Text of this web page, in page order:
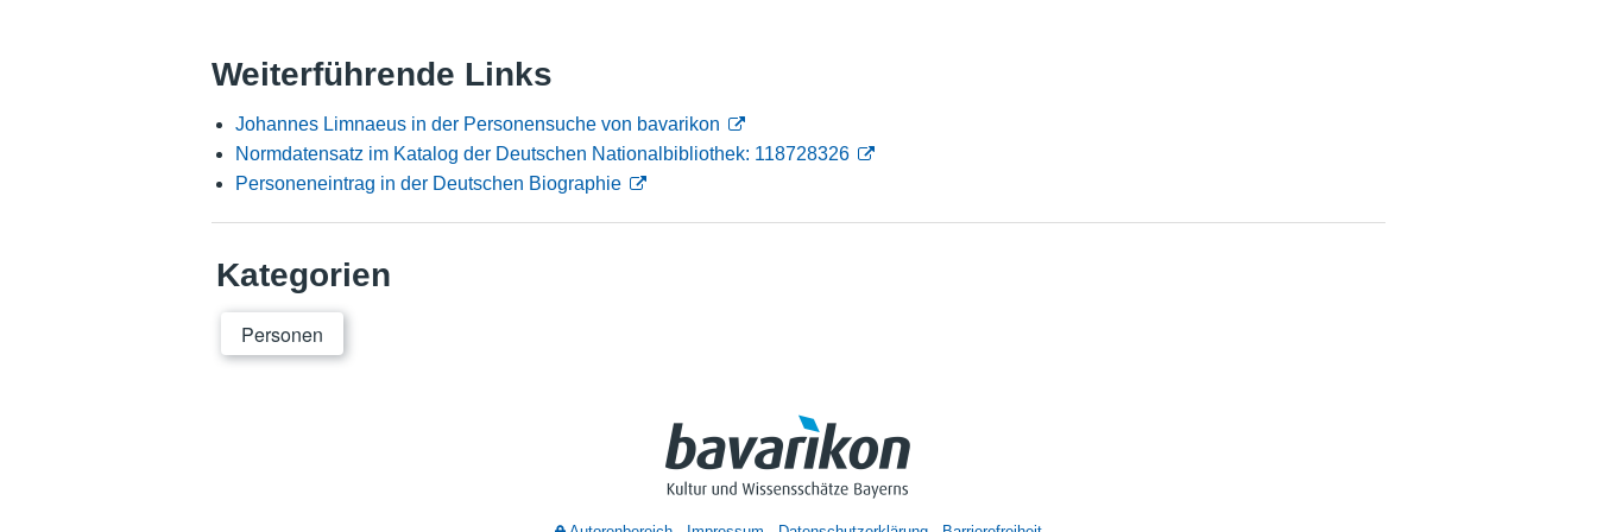
Weiterführende Links
Johannes Limnaeus in der Personensuche von bavarikon
Normdatensatz im Katalog der Deutschen Nationalbibliothek: 118728326
Personeneintrag in der Deutschen Biographie
Kategorien
Personen